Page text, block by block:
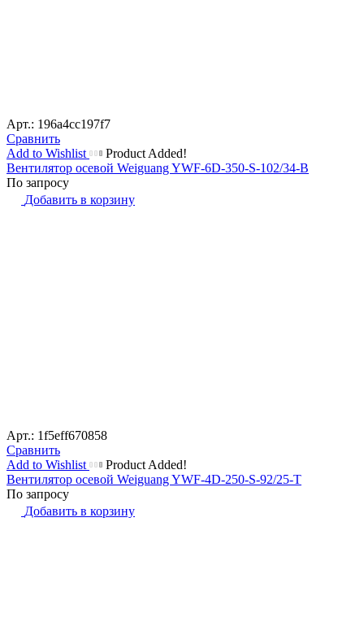
Арт.: 196a4cc197f7
Сравнить
Add to Wishlist
Product Added!
Вентилятор осевой Weiguang YWF-6D-350-S-102/34-B
По запросу
Добавить в корзину
Арт.: 1f5eff670858
Сравнить
Add to Wishlist
Product Added!
Вентилятор осевой Weiguang YWF-4D-250-S-92/25-T
По запросу
Добавить в корзину